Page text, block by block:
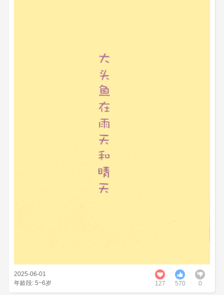
2025-06-01
年龄段: 5~6岁
127 570 0